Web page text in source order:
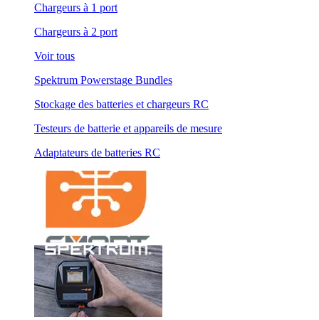
Chargeurs à 1 port
Chargeurs à 2 port
Voir tous
Spektrum Powerstage Bundles
Stockage des batteries et chargeurs RC
Testeurs de batterie et appareils de mesure
Adaptateurs de batteries RC